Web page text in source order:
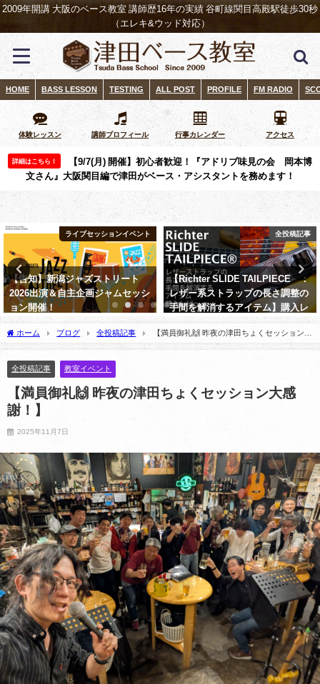
2009年開講 大阪のベース教室 講師歴16年の実績 谷町線関目高殿駅徒歩30秒
（エレキ&ウッド対応）
HOME BASS LESSON TESTING ALL POST PROFILE FM RADIO
体験レッスン 講師プロフィール 行事カレンダー アクセス
詳細はこちら！
【9/7(月) 開催】初心者歓迎！『アドリブ味見の会 岡本博
文さん』大阪関目編で津田がベース・アシスタントを務めます！
ライブセッションイベント
新潟ジャズストリート
演＆自主企画ジャムセッシ
！
全投稿記事
【Richter SLIDE TAILPIECE®：
レザー系ストラップの長さ調整の
手間を解消するアイテム】購入レ
ビュー
【レ
2025
ビー
ホーム ブログ 全投稿記事
【満員御礼🙌 昨夜の津田ちょくセッション大
感謝！】
全投稿記事 教室イベント
【満員御礼🙌 昨夜の津田ちょくセッション大感
謝！】
2025年11月7日